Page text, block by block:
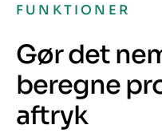
FUNKTIONER
Gør det
beregne
aftryk